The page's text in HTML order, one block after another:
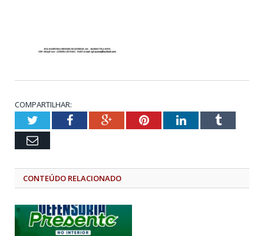
COMPARTILHAR:
TwitterFacebookGoogle+PinterestLinkedInTumblr
Email
CONTEÚDO RELACIONADO